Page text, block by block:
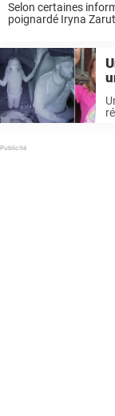
Selon certaines
poignardé Iryna